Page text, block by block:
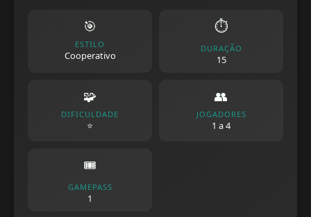
🎯
ESTILO
Cooperativo
⏱️
DURAÇÃO
15
🧩
DIFICULDADE
⭐
👥
JOGADORES
1 a 4
🎟️
GAMEPASS
1